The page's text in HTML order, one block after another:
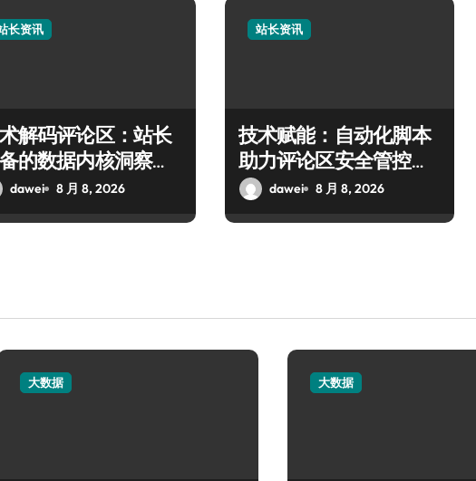
长资讯
解码评论区：站长
的数据内核洞察与
提炼术
dawei 8 月 8, 2026
站长资讯
技术赋能：自动化脚本
助力评论区安全管控与
信息智筛
dawei 8 月 8, 2026
大数据 大数据